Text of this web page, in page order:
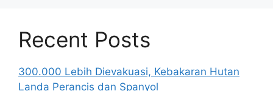
Recent Posts
300.000 Lebih Dievakuasi, Kebakaran Hutan
Landa Perancis dan Spanyol